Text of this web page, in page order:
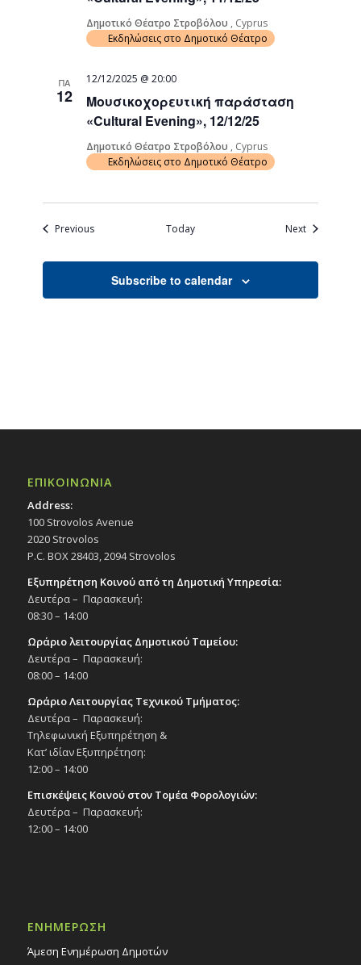
Δημοτικό Θέατρο Στροβόλου , Cyprus
Εκδηλώσεις στο Δημοτικό Θέατρο
ΠΑ
12
Μουσικοχορευτική παράσταση
«Cultural Evening», 12/12/25
12/12/2025 @ 20:00
Δημοτικό Θέατρο Στροβόλου , Cyprus
Εκδηλώσεις στο Δημοτικό Θέατρο
PreviousEvents Today NextEvents
Subscribe to calendar
ΕΠΙΚΟΙΝΩΝΙΑ
Address:
100 Strovolos Avenue
2020 Strovolos
P.C. BOX 28403, 2094 Strovolos
Εξυπηρέτηση Κοινού από τη Δημοτική Υπηρεσία:
Δευτέρα – Παρασκευή:
08:30 – 14:00
Ωράριο λειτουργίας Δημοτικού Ταμείου:
Δευτέρα – Παρασκευή:
08:00 – 14:00
Ωράριο Λειτουργίας Τεχνικού Τμήματος:
Δευτέρα – Παρασκευή:
Τηλεφωνική Εξυπηρέτηση &
Κατ’ ιδίαν Εξυπηρέτηση:
12:00 – 14:00
Επισκέψεις Κοινού στον Τομέα Φορολογιών:
Δευτέρα – Παρασκευή:
12:00 – 14:00
ΕΝΗΜΕΡΩΣΗ
Άμεση Ενημέρωση Δημοτών